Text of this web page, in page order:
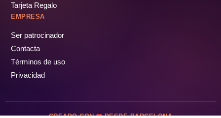
Tarjeta Regalo
EMPRESA
Ser patrocinador
Contacta
Términos de uso
Privacidad
CREADO CON DESDE BARCELONA